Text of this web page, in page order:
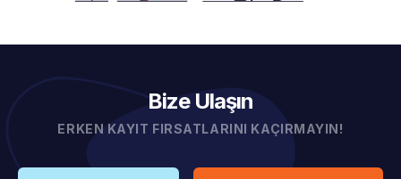
Bize Ulaşın
ERKEN KAYIT FIRSATLARINI KAÇIRMAYIN!